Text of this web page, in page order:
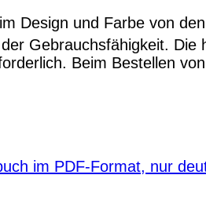
Design und Farbe von
Gebrauchsfähigkeit.
Beim Bestellen
im PDF-Format, nur